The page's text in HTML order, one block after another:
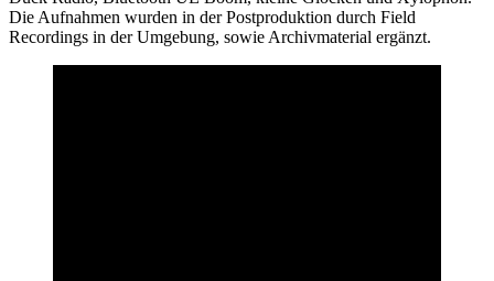
Die Aufnahmen wurden in der Postproduktion durch Field
Recordings in der Umgebung, sowie Archivmaterial ergänzt.